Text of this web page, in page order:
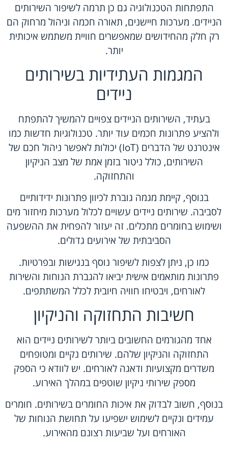
התפתחות הטכנולוגיה גם כן תרמה לשיפור השירותים
הניידים. מערכות חיישנים, תאורה חכמה וניהול מרחוק הם
רק חלק מהחידושים שמאפשרים חוויית משתמש איכותית
יותר.
המגמות העתידיות בשירותים
ניידים
בעתיד, השירותים הניידים צפויים להמשיך להתפתח
ולהציע פתרונות חכמים עוד יותר. טכנולוגיות חדשות כמו
אינטרנט של הדברים (IoT) יכולות לאפשר ניהול חכם של
השירותים, כולל ניטור בזמן אמת של מצב הניקיון
והתחזוקה.
בנוסף, קיימת מגמה גוברת לכיוון פתרונות ידידותיים
לסביבה. שירותים ניידים עשויים לכלול מערכות מיחזור מים
ושימוש בחומרים מתכלים. זה יעזור להפחית את ההשפעה
הסביבתית של אירועים גדולים.
כמו כן, ניתן לצפות לשיפור נוסף בנגישות ובפרטיות.
פתרונות מותאמים אישית יביאו להגברת הנוחות והשירות
לאורחים, ויבטיחו חוויה חיובית לכלל המשתתפים.
חשיבות התחזוקה והניקיון
אחד מהגורמים החשובים ביותר לשירותים ניידים הוא
התחזוקה והניקיון שלהם. שירותים נקיים ומטופחים
משדרים מקצועיות ודאגה לאורחים. יש לוודא כי הספק
מספק שירותי ניקיון שוטפים במהלך האירוע.
בנוסף, חשוב לבדוק את איכות החומרים בשירותים. חומרים
עמידים ונקיים לשימוש ישפיעו על תחושת הנוחות של
האורחים ועל שביעות רצונם מהאירוע.